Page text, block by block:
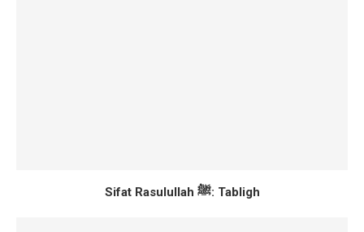
Sifat Rasulullah ﷺ: Tabligh